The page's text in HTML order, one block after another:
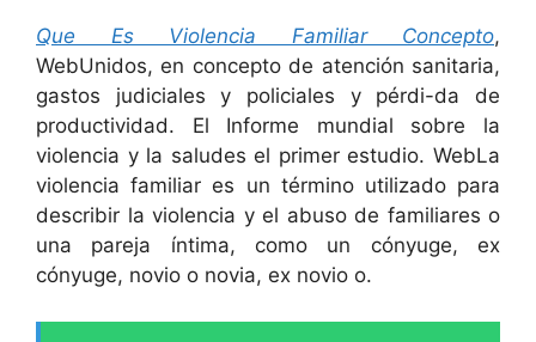
Que Es Violencia Familiar Concepto,
WebUnidos, en concepto de atención sanitaria,
gastos judiciales y policiales y pérdi-da de
productividad. El Informe mundial sobre la
violencia y la saludes el primer estudio. WebLa
violencia familiar es un término utilizado para
describir la violencia y el abuso de familiares o
una pareja íntima, como un cónyuge, ex
cónyuge, novio o novia, ex novio o.